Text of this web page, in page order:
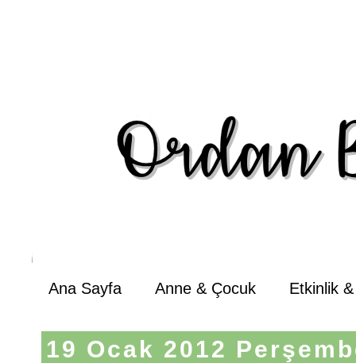
Ana Sayfa Anne & Çocuk Etkinlik
19 Ocak 2012